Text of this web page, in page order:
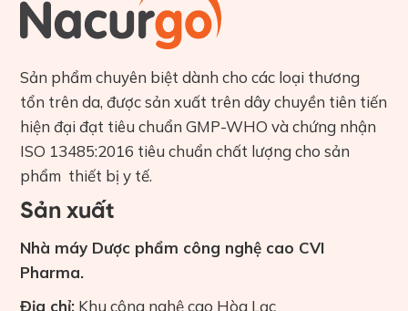
Sản phẩm chuyên biệt dành cho các loại thương
tổn trên da, được sản xuất trên dây chuyền tiên tiến
hiện đại đạt tiêu chuẩn GMP-WHO và chứng nhận
ISO 13485:2016 tiêu chuẩn chất lượng cho sản
phẩm thiết bị y tế.
Sản xuất
Nhà máy Dược phẩm công nghệ cao CVI
Pharma.
Địa chỉ: Khu công nghệ cao Hòa Lạc